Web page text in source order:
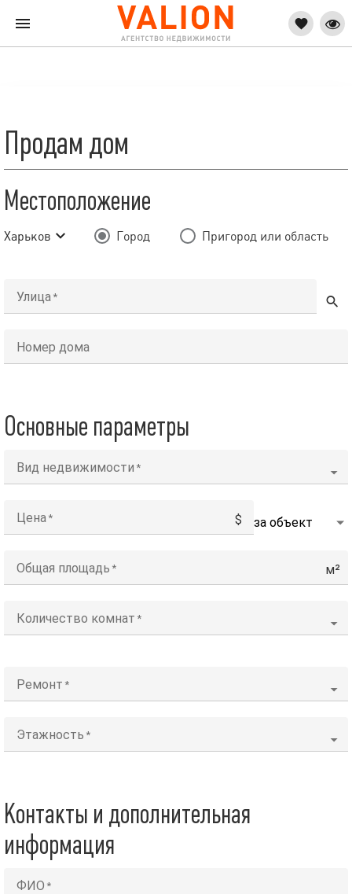
Продам дом
Местоположение
Харьков Город Пригород или область
Улица
Номер дома
Основные параметры
Вид недвижимости
Цена $
Общая площадь м²
Количество комнат
Ремонт
Этажность
Контакты и дополнительная
информация
ФИО